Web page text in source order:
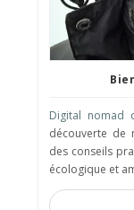
Digital nomad
découverte de
des conseils
écologique et